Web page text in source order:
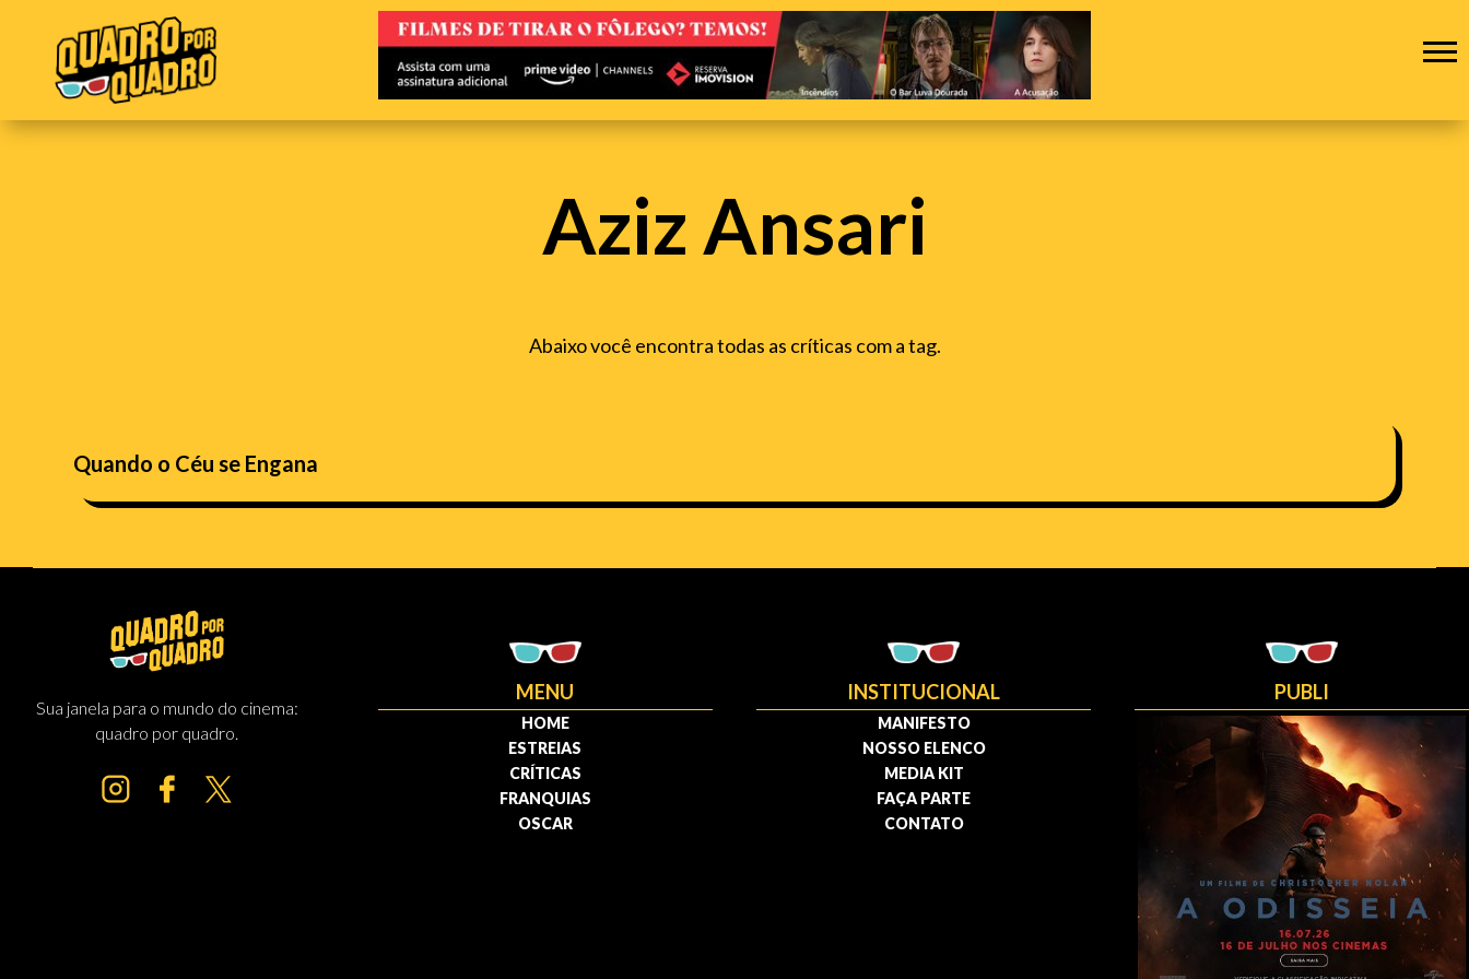
Aziz Ansari
Abaixo você encontra todas as críticas com a tag.
Quando o Céu se Engana
Sua janela para o mundo do cinema:
quadro por quadro.
MENU
HOME
ESTREIAS
CRÍTICAS
FRANQUIAS
OSCAR
INSTITUCIONAL
MANIFESTO
NOSSO ELENCO
MEDIA KIT
FAÇA PARTE
CONTATO
PUBLI